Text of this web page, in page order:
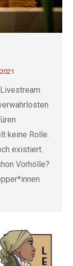
keine Rolle.
existiert.
Vorhölle?